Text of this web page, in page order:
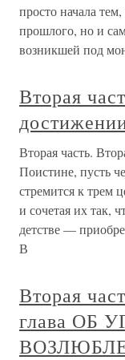
просто начала
прошлого, но и
возникшей под
Вторая
Вторая часть.
Поистине, пусть
стремится к трем
и сочетая их так,
детстве —
В
Вторая
глава ОБ